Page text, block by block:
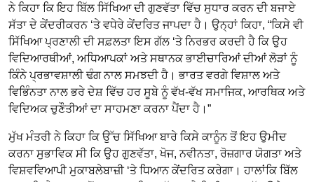
ਨੇ ਕਿਹਾ ਕਿ ਇਹ ਬਿੱਲ ਸਿੱਖਿਆ ਦੀ ਗੁਣਵੱਤਾ ਵਿੱਚ ਸੁਧਾਰ ਕਰਨ ਦੀ ਬਜਾਏ
ਸੱਤਾ ਦੇ ਕੇਂਦਰੀਕਰਨ ‘ਤੇ ਵਧੇਰੇ ਕੇਂਦਰਿਤ ਜਾਪਦਾ ਹੈ। ਉਨ੍ਹਾਂ ਕਿਹਾ, “ਕਿਸੇ ਵੀ
ਸਿੱਖਿਆ ਪ੍ਰਣਾਲੀ ਦੀ ਸਫ਼ਲਤਾ ਇਸ ਗੱਲ ‘ਤੇ ਨਿਰਭਰ ਕਰਦੀ ਹੈ ਕਿ ਉਹ
ਵਿਦਿਆਰਥੀਆਂ, ਅਧਿਆਪਕਾਂ ਅਤੇ ਸਥਾਨਕ ਭਾਈਚਾਰਿਆਂ ਦੀਆਂ ਲੋੜਾਂ ਨੂੰ
ਕਿੰਨੇ ਪ੍ਰਭਾਵਸ਼ਾਲੀ ਢੰਗ ਨਾਲ ਸਮਝਦੀ ਹੈ। ਭਾਰਤ ਵਰਗੇ ਵਿਸ਼ਾਲ ਅਤੇ
ਵਿਭਿੰਨਤਾ ਨਾਲ ਭਰੇ ਦੇਸ਼ ਵਿੱਚ ਹਰ ਸੂਬੇ ਨੂੰ ਵੱਖ-ਵੱਖ ਸਮਾਜਿਕ, ਆਰਥਿਕ ਅਤੇ
ਵਿਦਿਅਕ ਚੁਣੌਤੀਆਂ ਦਾ ਸਾਹਮਣਾ ਕਰਨਾ ਪੈਂਦਾ ਹੈ।”
ਮੁੱਖ ਮੰਤਰੀ ਨੇ ਕਿਹਾ ਕਿ ਉੱਚ ਸਿੱਖਿਆ ਬਾਰੇ ਕਿਸੇ ਕਾਨੂੰਨ ਤੋਂ ਇਹ ਉਮੀਦ
ਕਰਨਾ ਸੁਭਾਵਿਕ ਸੀ ਕਿ ਉਹ ਗੁਣਵੱਤਾ, ਖੋਜ, ਨਵੀਨਤਾ, ਰੋਜ਼ਗਾਰ ਯੋਗਤਾ ਅਤੇ
ਵਿਸ਼ਵਵਿਆਪੀ ਮੁਕਾਬਲੇਬਾਜ਼ੀ ‘ਤੇ ਧਿਆਨ ਕੇਂਦਰਿਤ ਕਰੇਗਾ। ਹਾਲਾਂਕਿ ਬਿੱਲ